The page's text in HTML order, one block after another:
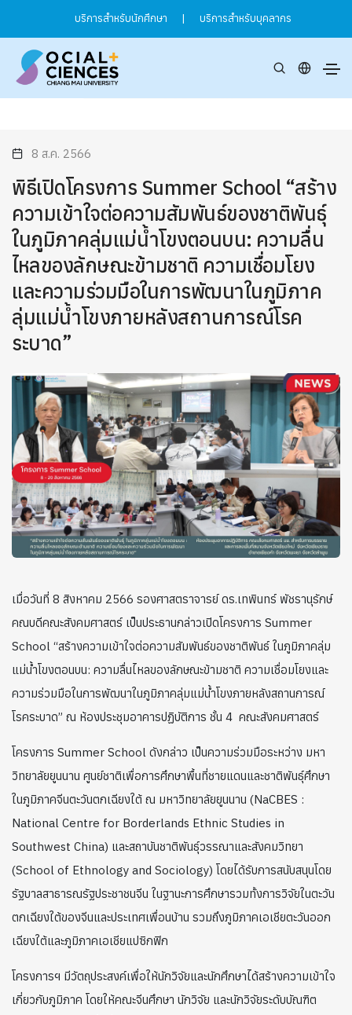
บริการสำหรับนักศึกษา | บริการสำหรับบุคลากร
8 ส.ค. 2566
พิธีเปิดโครงการ Summer School “สร้าง
ความเข้าใจต่อความสัมพันธ์ของชาติพันธ์ุ
ในภูมิภาคลุ่มแม่น้ำโขงตอนบน: ความลื่น
ไหลของลักษณะข้ามชาติ ความเชื่อมโยง
และความร่วมมือในการพัฒนาในภูมิภาค
ลุ่มแม่น้ำโขงภายหลังสถานการณ์โรค
ระบาด”
เมื่อวันที่ 8 สิงหาคม 2566 รองศาสตราจารย์ ดร.เทพินทร์ พัชรานุรักษ์
คณบดีคณะสังคมศาสตร์ เป็นประธานกล่าวเปิดโครงการ Summer
School “สร้างความเข้าใจต่อความสัมพันธ์ของชาติพันธ์ ในภูมิภาคลุ่ม
แม่น้ำโขงตอนบน: ความลื่นไหลของลักษณะข้ามชาติ ความเชื่อมโยงและ
ความร่วมมือในการพัฒนาในภูมิภาคลุ่มแม่น้ำโขงภายหลังสถานการณ์
โรคระบาด” ณ ห้องประชุมอาคารปฏิบัติการ ชั้น 4 คณะสังคมศาสตร์
โครงการ Summer School ดังกล่าว เป็นความร่วมมือระหว่าง มหา
วิทยาลัยยูนนาน ศูนย์ชาติเพื่อการศึกษาพื้นที่ชายแดนและชาติพันธุ์ศึกษา
ในภูมิภาคจีนตะวันตกเฉียงใต้ ณ มหาวิทยาลัยยูนนาน (NaCBES :
National Centre for Borderlands Ethnic Studies in
Southwest China) และสถาบันชาติพันธุ์วรรณาและสังคมวิทยา
(School of Ethnology and Sociology) โดยได้รับการสนับสนุนโดย
รัฐบาลสาธารณรัฐประชาชนจีน ในฐานะการศึกษารวมทั้งการวิจัยในตะวัน
ตกเฉียงใต้ของจีนและประเทศเพื่อนบ้าน รวมถึงภูมิภาคเอเชียตะวันออก
เฉียงใต้และภูมิภาคเอเชียแปซิกฟิก
โครงการฯ มีวัตถุประสงค์เพื่อให้นักวิจัยและนักศึกษาได้สร้างความเข้าใจ
เกี่ยวกับภูมิภาค โดยให้คณะจีนศึกษา นักวิจัย และนักวิจัยระดับบัณฑิต